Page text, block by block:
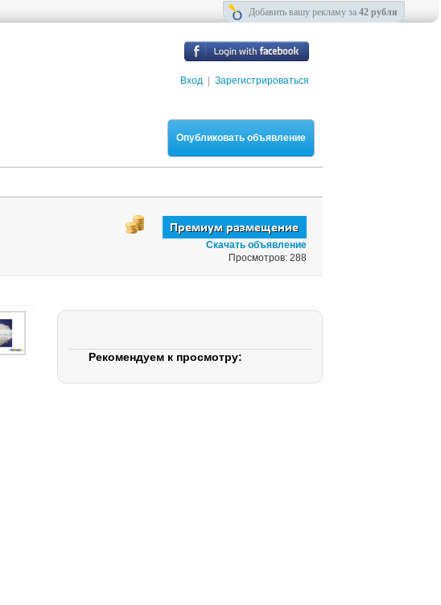
Вход Зарегистрироваться
Опубликовать объявление
Скачать объявление
Просмотров: 288
Добавить вашу рекламу за 42 рубля
Рекомендуем к просмотру: